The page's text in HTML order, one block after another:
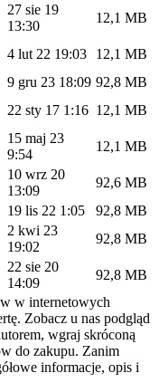
27 sie 19
13:30
12,1 MB
4 lut 22 19:03
12,1 MB
9 gru 23 18:09 92,8 MB
22 sty 17 1:16 12,1 MB
15 maj 23
9:54
12,1 MB
10 wrz 20
13:09
92,6 MB
19 lis 22 1:05
92,8 MB
2 kwi 23
19:02
92,8 MB
22 sie 20
14:09
92,8 MB
w internetowych
Zobacz u nas podgląd
wgraj skróconą
do zakupu. Zanim
informacje, opis i